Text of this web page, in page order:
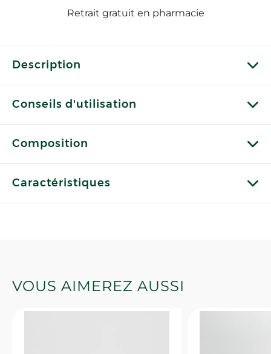
Retrait gratuit en pharmacie
Description
Conseils d'utilisation
Composition
Caractéristiques
VOUS AIMEREZ AUSSI